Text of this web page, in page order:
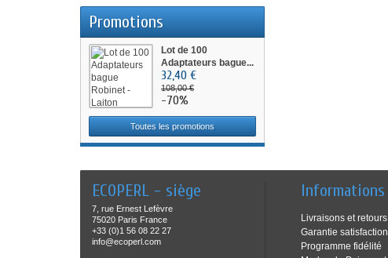
Promotions
Lot de 100
Adaptateurs bague...
32,40 €
108,00 €
-70%
Toutes les promotions
ECOPERL - siège
7, rue Ernest Lefèvre
75020 Paris France
+33 (0)1 56 08 22 27
info@ecoperl.com
Informations
Livraisons et retours
Garantie satisfaction
Programme fidélité